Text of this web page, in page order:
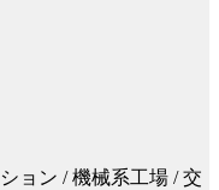
ョン / 機械系工場 / 交